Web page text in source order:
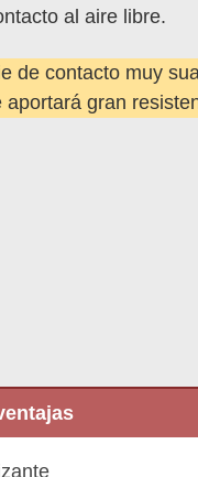
al aire libre.
de contacto muy
gran